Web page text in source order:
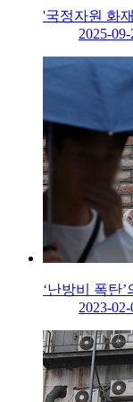
'국정자원 화
2025-
‘난방비 폭탄
2023-